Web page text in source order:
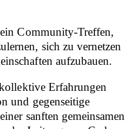
Community-Treffen,
sich zu vernetzen
aufzubauen.
Erfahrungen
und gegenseitige
sanften gemeinsamen